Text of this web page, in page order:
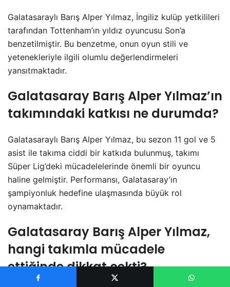
Galatasaraylı Barış Alper Yılmaz, İngiliz kulüp yetkilileri
tarafından Tottenham’ın yıldız oyuncusu Son’a
benzetilmiştir. Bu benzetme, onun oyun stili ve
yetenekleriyle ilgili olumlu değerlendirmeleri
yansıtmaktadır.
Galatasaray Barış Alper Yılmaz’ın
takımındaki katkısı ne durumda?
Galatasaraylı Barış Alper Yılmaz, bu sezon 11 gol ve 5
asist ile takıma ciddi bir katkıda bulunmuş, takımı
Süper Lig’deki mücadelelerinde önemli bir oyuncu
haline gelmiştir. Performansı, Galatasaray’ın
şampiyonluk hedefine ulaşmasında büyük rol
oynamaktadır.
Galatasaray Barış Alper Yılmaz,
hangi takımla mücadele
ettiğinde dikkat çekti?